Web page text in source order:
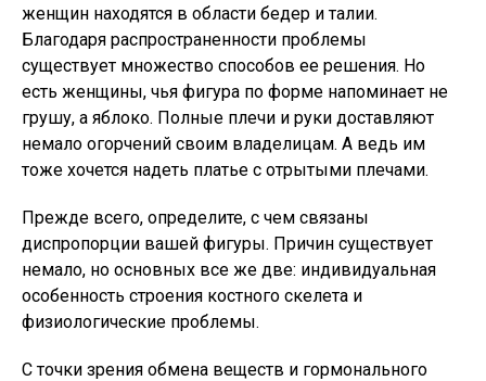
женщин находятся в области бедер и талии.
Благодаря распространенности проблемы
существует множество способов ее решения. Но
есть женщины, чья фигура по форме напоминает не
грушу, а яблоко. Полные плечи и руки доставляют
немало огорчений своим владелицам. А ведь им
тоже хочется надеть платье с отрытыми плечами.
Прежде всего, определите, с чем связаны
диспропорции вашей фигуры. Причин существует
немало, но основных все же две: индивидуальная
особенность строения костного скелета и
физиологические проблемы.
С точки зрения обмена веществ и гормонального